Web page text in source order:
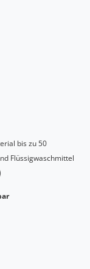
bis zu 50
Flüssigwaschmittel